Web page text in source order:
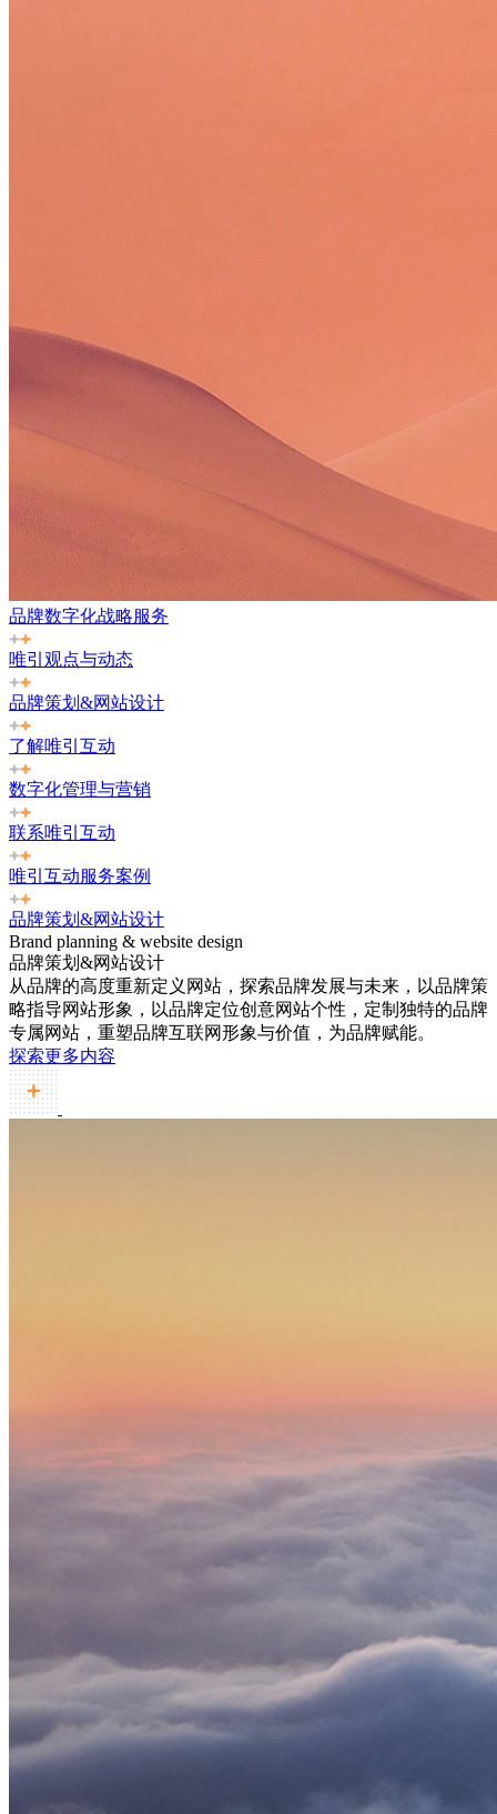
品牌数字化战略服务
唯引观点与动态
品牌策划&网站设计
了解唯引互动
数字化管理与营销
联系唯引互动
唯引互动服务案例
品牌策划&网站设计
Brand planning & website design
品牌策划&网站设计
从品牌的高度重新定义网站，探索品牌发展与未来，以品牌策
略指导网站形象，以品牌定位创意网站个性，定制独特的品牌
专属网站，重塑品牌互联网形象与价值，为品牌赋能。
探索更多内容